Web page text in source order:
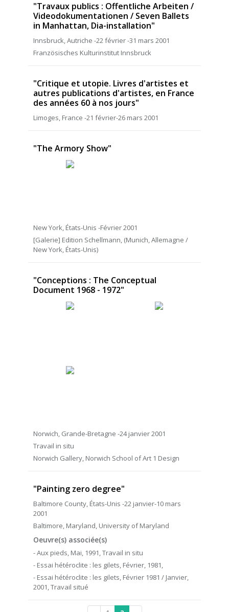
"Travaux publics : Offentliche Arbeiten /
Videodokumentationen / Seven Ballets
in Manhattan, Dia-installation"
Innsbruck, Autriche -22 février -31 mars 2001
Französisches Kulturinstitut Innsbruck
"Critique et utopie. Livres d'artistes et
autres publications d'artistes, en France
des années 60 à nos jours"
Limoges, France -21 février-26 mars 2001
"The Armory Show"
New York, États-Unis -Février 2001
[Galerie] Edition Schellmann, (Munich, Allemagne /
New York, États-Unis)
"Conceptions : The Conceptual
Document 1968 - 1972"
Norwich, Grande-Bretagne -24 janvier 2001
Travail in situ
Norwich Gallery, Norwich School of Art 1 Design
"Painting zero degree"
Baltimore County, États-Unis -22 janvier-10 mars
2001
Baltimore, Maryland, University of Maryland
Oeuvre(s) associée(s)
- Aux pieds, Mai, 1991, Travail in situ
- Essai hétéroclite : les gilets, Février, 1981,
- Essai hétéroclite : les gilets, Février 1981 / Janvier,
2001, Travail situé